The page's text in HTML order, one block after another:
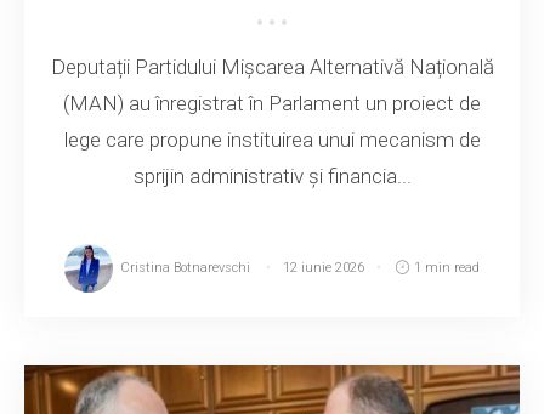
Deputații Partidului Mișcarea Alternativă Națională
(MAN) au înregistrat în Parlament un proiect de
lege care propune instituirea unui mecanism de
sprijin administrativ și financia...
Cristina Botnarevschi 12 iunie 2026 1 min read